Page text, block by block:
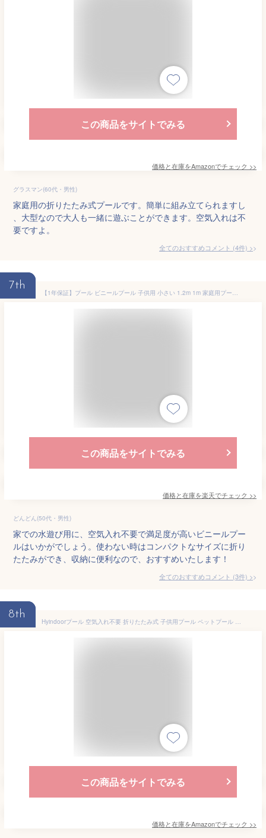
この商品をサイトでみる
価格と在庫をAmazonでチェック >>
グラスマン(60代・男性)
家庭用の折りたたみ式プールです。簡単に組み立てられますし
、大型なので大人も一緒に遊ぶことができます。空気入れは不
要ですよ。
全てのおすすめコメント (4件) >
7th
【1年保証】プール ビニールプール 子供用 小さい 1.2m 1m 家庭用プール 子ども キッズ ベランダ 水遊び 夏 涼しい 庭 ガーデン プレゼント 空気入れ不要 折りたたみ ベランダ 庭 夏休み 水遊び 砂場 ボール レジャー アウトドア 簡易 ペット 犬 猫 ny009
この商品をサイトでみる
価格と在庫を楽天でチェック >>
どんどん(50代・男性)
家での水遊び用に、空気入れ不要で満足度が高いビニールプー
ルはいかがでしょう。使わない時はコンパクトなサイズに折り
たたみができ、収納に便利なので、おすすめいたします！
全てのおすすめコメント (3件) >
8th
Hyindoorプール 空気入れ不要 折りたたみ式 子供用プール ペットプール 80*20cm水遊びプール 暑さ対策 収納便利 ビニールプール 家庭用 ベランダ (ブルー)
この商品をサイトでみる
価格と在庫をAmazonでチェック >>